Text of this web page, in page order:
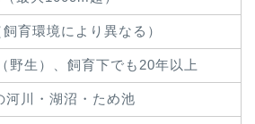
育環境により異なる）
野生）、飼育下でも20年以上
河川・湖沼・ため池